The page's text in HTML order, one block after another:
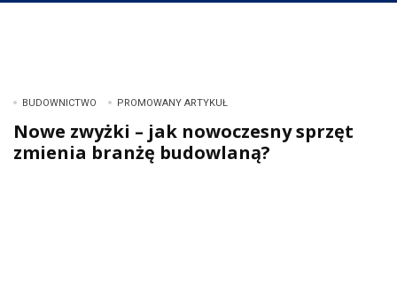
BUDOWNICTWO PROMOWANY ARTYKUŁ
Nowe zwyżki – jak nowoczesny sprzęt
zmienia branżę budowlaną?